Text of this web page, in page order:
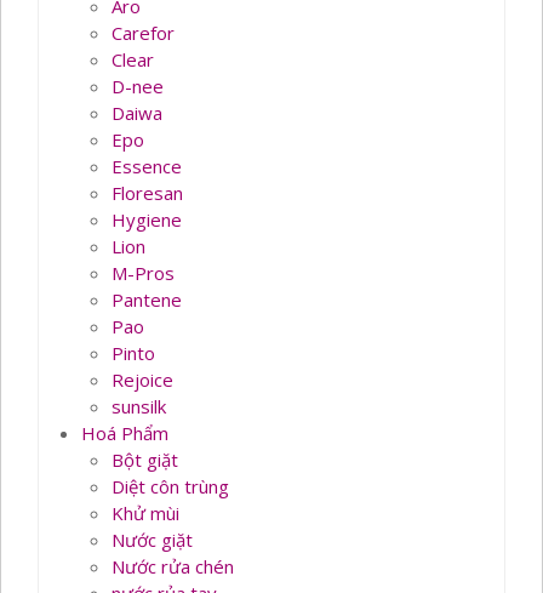
Aro
Carefor
Clear
D-nee
Daiwa
Epo
Essence
Floresan
Hygiene
Lion
M-Pros
Pantene
Pao
Pinto
Rejoice
sunsilk
Hoá Phẩm
Bột giặt
Diệt côn trùng
Khử mùi
Nước giặt
Nước rửa chén